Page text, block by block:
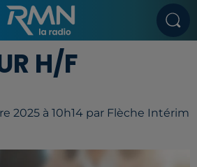
H/F
2025 à 10h14 par Flèche Intérim